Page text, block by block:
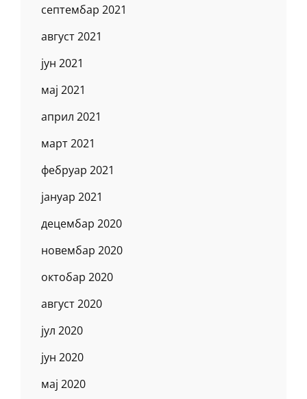
септембар 2021
август 2021
јун 2021
мај 2021
април 2021
март 2021
фебруар 2021
јануар 2021
децембар 2020
новембар 2020
октобар 2020
август 2020
јул 2020
јун 2020
мај 2020